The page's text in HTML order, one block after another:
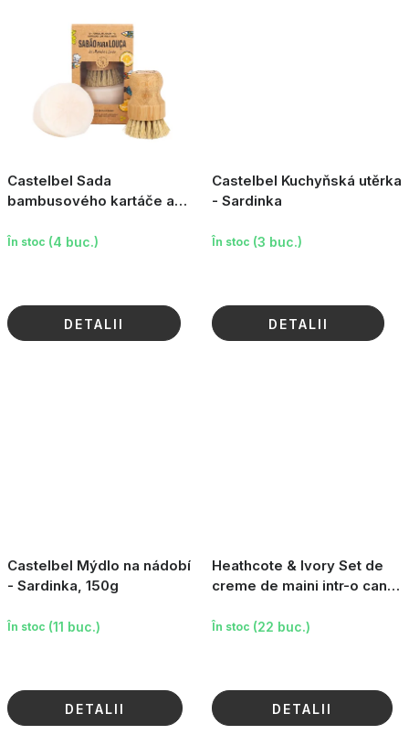
Castelbel Sada
bambusového kartáče a
În stoc (4 buc.)
DETALII
Castelbel Kuchyňská utěrka
- Sardinka
În stoc (3 buc.)
DETALII
Castelbel Mýdlo na nádobí
- Sardinka, 150g
În stoc (11 buc.)
DETALII
Heathcote & Ivory Set de
creme de maini intr-o cana
În stoc (22 buc.)
DETALII